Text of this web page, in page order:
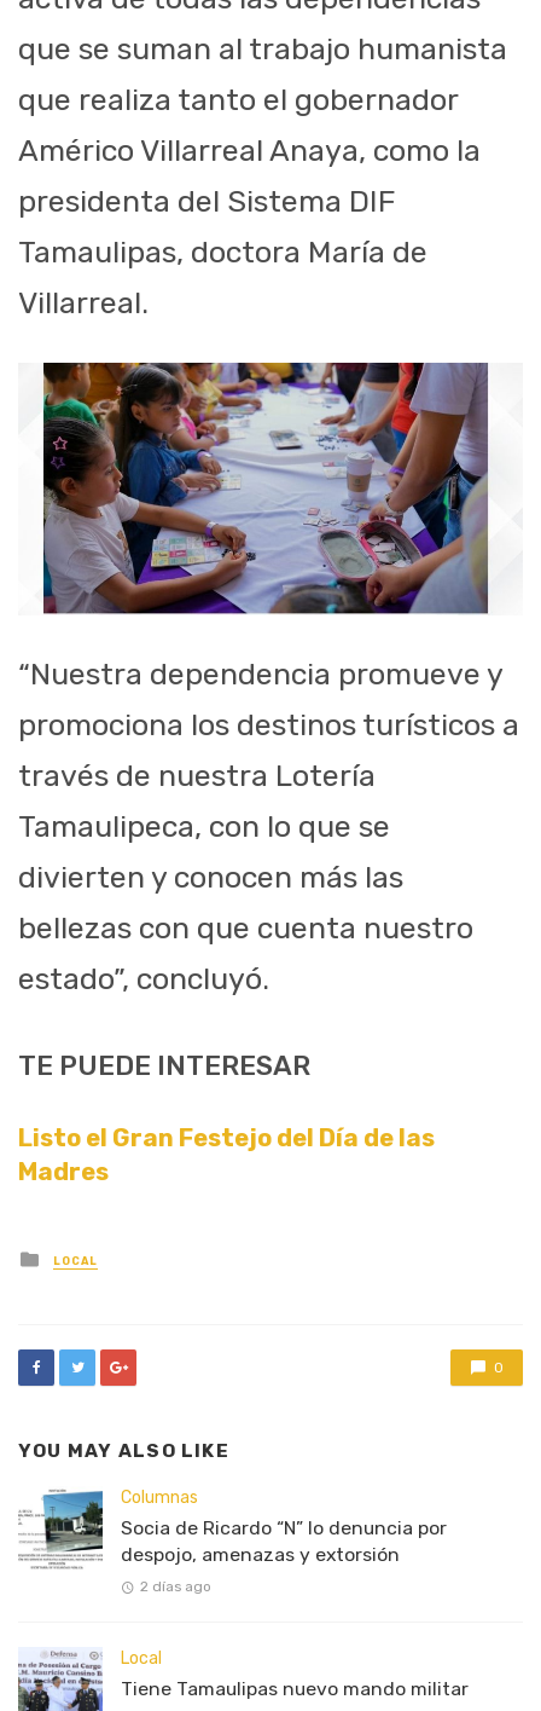
que se suman al trabajo humanista
que realiza tanto el gobernador
Américo Villarreal Anaya, como la
presidenta del Sistema DIF
Tamaulipas, doctora María de
Villarreal.
“Nuestra dependencia promueve y
promociona los destinos turísticos a
través de nuestra Lotería
Tamaulipeca, con lo que se
divierten y conocen más las
bellezas con que cuenta nuestro
estado”, concluyó.
TE PUEDE INTERESAR
Listo el Gran Festejo del Día de las
Madres
Posted
in
LOCAL
0
YOU MAY ALSO LIKE
Columnas
Socia de Ricardo “N” lo denuncia por
despojo, amenazas y extorsión
2 días ago
Local
Tiene Tamaulipas nuevo mando militar